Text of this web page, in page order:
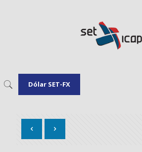
Dólar SET-FX